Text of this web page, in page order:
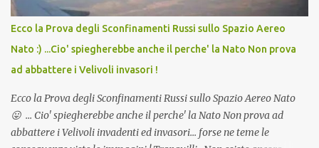
Ecco la Prova degli Sconfinamenti Russi sullo Spazio Aereo
Nato :) ...Cio' spiegherebbe anche il perche' la Nato Non prova
ad abbattere i Velivoli invasori !
Ecco la Prova degli Sconfinamenti Russi sullo Spazio Aereo Nato
😛 ... Cio' spiegherebbe anche il perche' la Nato Non prova ad
abbattere i Velivoli invadenti ed invasori... forse ne teme le